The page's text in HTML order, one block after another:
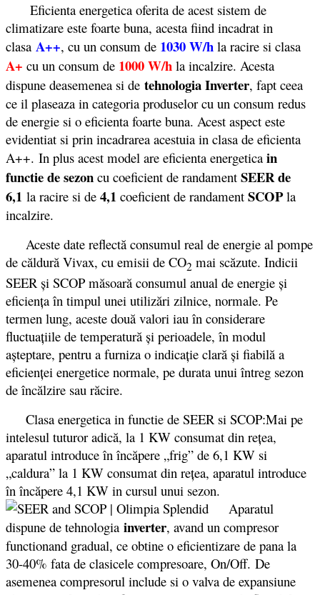
Eficienta energetica oferita de acest sistem de
climatizare este foarte buna, acesta fiind incadrat in
clasa A++, cu un consum de 1030 W/h la racire si clasa
A+ cu un consum de 1000 W/h la incalzire. Acesta
dispune deasemenea si de tehnologia Inverter, fapt ceea
ce il plaseaza in categoria produselor cu un consum redus
de energie si o eficienta foarte buna. Acest aspect este
evidentiat si prin incadrarea acestuia in clasa de eficienta
A++. In plus acest model are eficienta energetica in
functie de sezon cu coeficient de randament SEER de
6,1 la racire si de 4,1 coeficient de randament SCOPla
incalzire.
Aceste date reflectă consumul real de energie al pompe
de căldură Vivax, cu emisii de CO2 mai scăzute. Indicii
SEER şi SCOP măsoară consumul anual de energie şi
eficienţa în timpul unei utilizări zilnice, normale. Pe
termen lung, aceste două valori iau în considerare
fluctuaţiile de temperatură şi perioadele, în modul
aşteptare, pentru a furniza o indicaţie clară şi fiabilă a
eficienţei energetice normale, pe durata unui întreg sezon
de încălzire sau răcire.
Clasa energetica in functie de SEER si SCOP:Mai pe
intelesul tuturor adică, la 1 KW consumat din reţea,
aparatul introduce în încăpere „frig” de 6,1 KW si
„caldura” la 1 KW consumat din reţea, aparatul introduce
în încăpere 4,1 KW in cursul unui sezon.
Aparatul
dispune de tehnologia inverter, avand un compresor
functionand gradual, ce obtine o eficientizare de pana la
30-40% fata de clasicele compresoare, On/Off. De
asemenea compresorul include si o valva de expansiune